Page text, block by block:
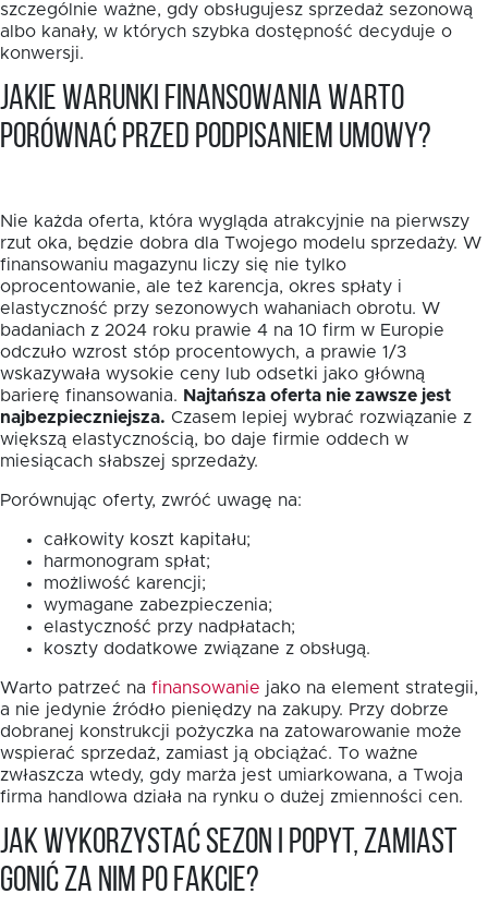
szczególnie ważne, gdy obsługujesz sprzedaż sezonową
albo kanały, w których szybka dostępność decyduje o
konwersji.
Jakie warunki finansowania warto
porównać przed podpisaniem umowy?
Nie każda oferta, która wygląda atrakcyjnie na pierwszy
rzut oka, będzie dobra dla Twojego modelu sprzedaży. W
finansowaniu magazynu liczy się nie tylko
oprocentowanie, ale też karencja, okres spłaty i
elastyczność przy sezonowych wahaniach obrotu. W
badaniach z 2024 roku prawie 4 na 10 firm w Europie
odczuło wzrost stóp procentowych, a prawie 1/3
wskazywała wysokie ceny lub odsetki jako główną
barierę finansowania. Najtańsza oferta nie zawsze jest
najbezpieczniejsza. Czasem lepiej wybrać rozwiązanie z
większą elastycznością, bo daje firmie oddech w
miesiącach słabszej sprzedaży.
Porównując oferty, zwróć uwagę na:
całkowity koszt kapitału;
harmonogram spłat;
możliwość karencji;
wymagane zabezpieczenia;
elastyczność przy nadpłatach;
koszty dodatkowe związane z obsługą.
Warto patrzeć na finansowanie jako na element strategii,
a nie jedynie źródło pieniędzy na zakupy. Przy dobrze
dobranej konstrukcji pożyczka na zatowarowanie może
wspierać sprzedaż, zamiast ją obciążać. To ważne
zwłaszcza wtedy, gdy marża jest umiarkowana, a Twoja
firma handlowa działa na rynku o dużej zmienności cen.
Jak wykorzystać sezon i popyt, zamiast
gonić za nim po fakcie?